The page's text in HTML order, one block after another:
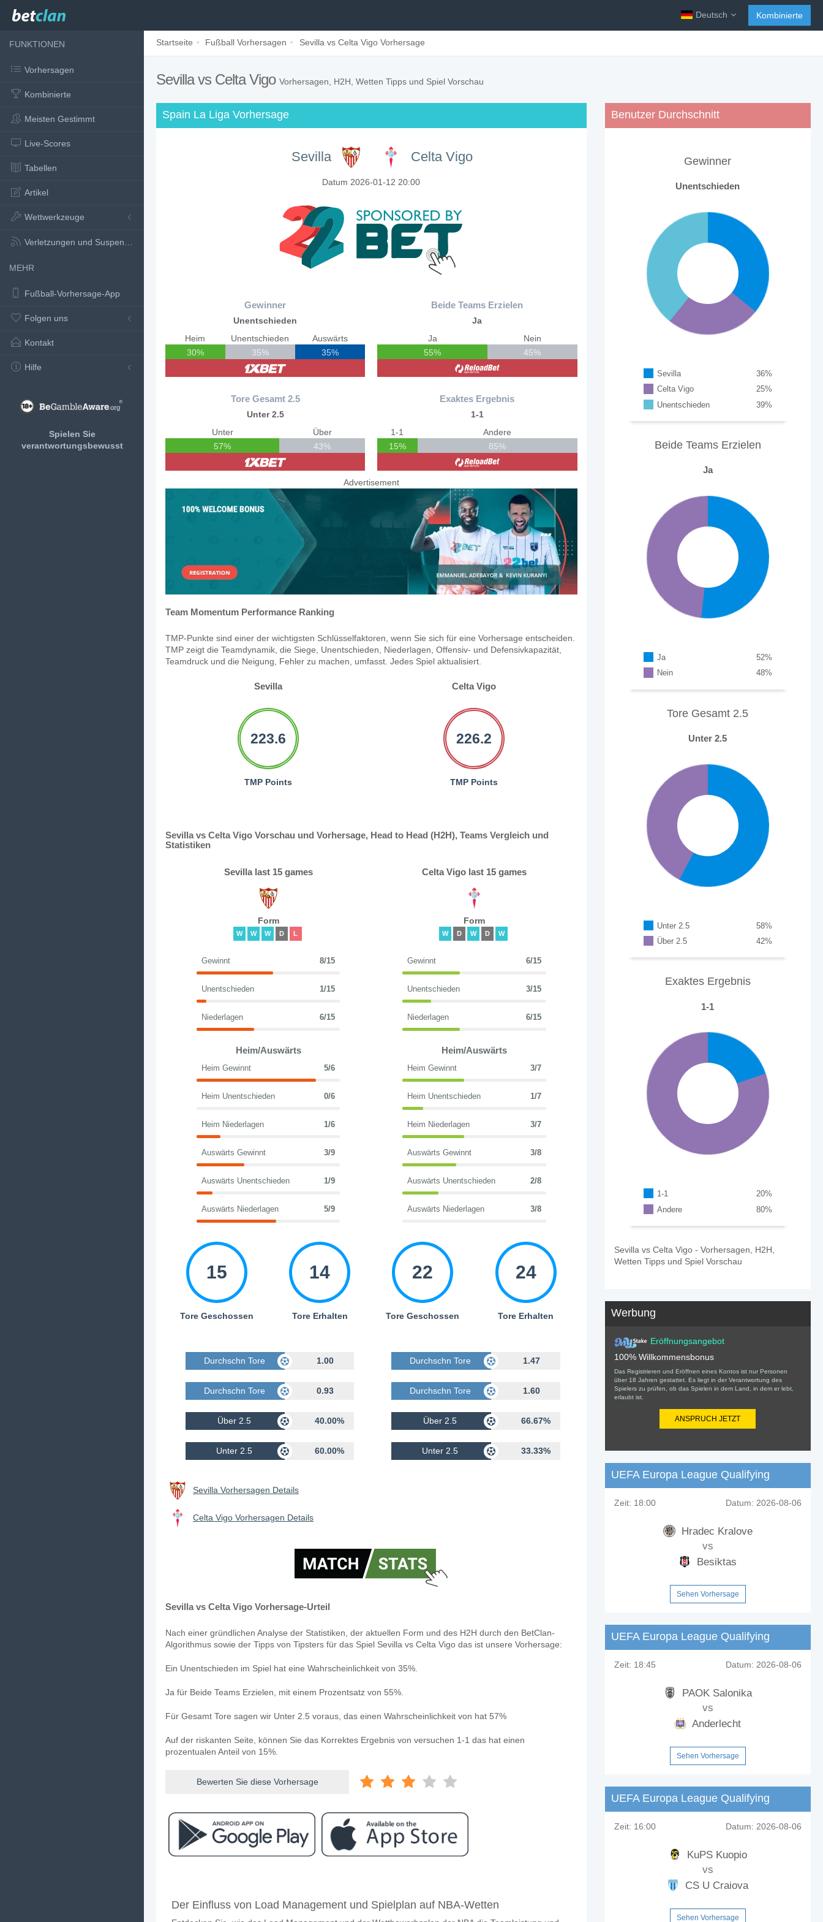
Deutsch Kombinierte
FUNKTIONEN
Vorhersagen
Kombinierte
Meisten Gestimmt
Live-Scores
Tabellen
Artikel
Wettwerkzeuge
Verletzungen und Suspensionen
MEHR
Fußball-Vorhersage-App
Folgen uns
Kontakt
Hilfe
Spielen Sie
verantwortungsbewusst
Startseite Fußball Vorhersagen Sevilla vs Celta Vigo Vorhersage
Sevilla vs Celta Vigo Vorhersagen, H2H, Wetten Tipps und Spiel Vorschau
Spain La Liga Vorhersage
Sevilla Celta Vigo
Datum 2026-01-12 20:00
Gewinner
Unentschieden
Heim
30%
Unentschieden
35%
Auswärts
35%
Tore Gesamt 2.5
Unter 2.5
Unter
57%
Über
43%
Beide Teams Erzielen
Ja
Ja
55%
Nein
45%
Exaktes Ergebnis
1-1
1-1
15%
Andere
85%
Advertisement
Team Momentum Performance Ranking
TMP-Punkte sind einer der wichtigsten Schlüsselfaktoren, wenn Sie sich für eine Vorhersage entscheiden.
TMP zeigt die Teamdynamik, die Siege, Unentschieden, Niederlagen, Offensiv- und Defensivkapazität,
Teamdruck und die Neigung, Fehler zu machen, umfasst. Jedes Spiel aktualisiert.
Sevilla Celta Vigo
223.6
TMP Points
226.2
TMP Points
Sevilla vs Celta Vigo Vorschau und Vorhersage, Head to Head (H2H), Teams Vergleich und
Statistiken
Sevilla last 15 games
Form
W W W D L
Gewinnt 8/15
Unentschieden 1/15
Niederlagen 6/15
Heim/Auswärts
Heim Gewinnt 5/6
Heim Unentschieden 0/6
Heim Niederlagen 1/6
Auswärts Gewinnt 3/9
Auswärts Unentschieden 1/9
Auswärts Niederlagen 5/9
15
Tore Geschossen
14
Tore Erhalten
Durchschn Tore Geschossen 1.00
Durchschn Tore Erhalten 0.93
Über 2.5 40.00%
Unter 2.5 60.00%
Celta Vigo last 15 games
Form
W D W D W
Gewinnt 6/15
Unentschieden 3/15
Niederlagen 6/15
Heim/Auswärts
Heim Gewinnt 3/7
Heim Unentschieden 1/7
Heim Niederlagen 3/7
Auswärts Gewinnt 3/8
Auswärts Unentschieden 2/8
Auswärts Niederlagen 3/8
22
Tore Geschossen
24
Tore Erhalten
Durchschn Tore Geschossen 1.47
Durchschn Tore Erhalten 1.60
Über 2.5 66.67%
Unter 2.5 33.33%
Sevilla Vorhersagen Details
Celta Vigo Vorhersagen Details
Sevilla vs Celta Vigo Vorhersage-Urteil
Nach einer gründlichen Analyse der Statistiken, der aktuellen Form und des H2H durch den BetClan-
Algorithmus sowie der Tipps von Tipsters für das Spiel Sevilla vs Celta Vigo das ist unsere Vorhersage:
Ein Unentschieden im Spiel hat eine Wahrscheinlichkeit von 35%.
Ja für Beide Teams Erzielen, mit einem Prozentsatz von 55%.
Für Gesamt Tore sagen wir Unter 2.5 voraus, das einen Wahrscheinlichkeit von hat 57%
Auf der riskanten Seite, können Sie das Korrektes Ergebnis von versuchen 1-1 das hat einen
prozentualen Anteil von 15%.
Bewerten Sie diese Vorhersage
Das Spiel zwischen Sevilla v Celta Vigo 12 January 2026 20:00.
Der Einfluss von Load Management und Spielplan auf NBA-Wetten
Benutzer Durchschnitt
Gewinner
Unentschieden
Sevilla %
36
Celta Vigo
%
25
Unentschieden
%
39
Beide Teams Erzielen
Ja
Ja %
52
Nein
%
48
Tore Gesamt 2.5
Unter 2.5
Unter 2.5 %
58
Über 2.5
%
42
Exaktes Ergebnis
1-1
1-1 %
20
Andere
%
80
Sevilla vs Celta Vigo - Vorhersagen, H2H,
Wetten Tipps und Spiel Vorschau
Werbung
Eröffnungsangebot
100% Willkommensbonus
Das Registrieren und Eröffnen eines Kontos ist nur Personen
über 18 Jahren gestattet. Es liegt in der Verantwortung des
Spielers zu prüfen, ob das Spielen in dem Land, in dem er lebt,
erlaubt ist.
ANSPRUCH JETZT
UEFA Europa League Qualifying
Zeit: 18:00 Datum: 2026-08-06
Hradec Kralove
vs
Besiktas
Sehen Vorhersage
UEFA Europa League Qualifying
Zeit: 18:45 Datum: 2026-08-06
PAOK Salonika
vs
Anderlecht
Sehen Vorhersage
UEFA Europa League Qualifying
Zeit: 16:00 Datum: 2026-08-06
KuPS Kuopio
vs
CS U Craiova
Sehen Vorhersage